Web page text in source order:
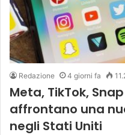
Redazione 4 giorni fa
Meta, TikTok,
affrontano una
negli Stati Uniti